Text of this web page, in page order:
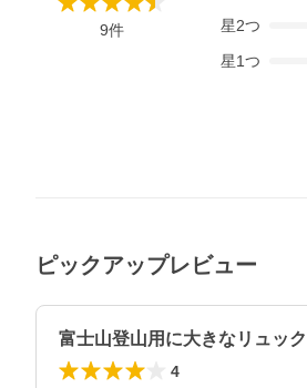
9件
星2つ
星1つ
ピックアップレビュー
富士山登山用に大きなリュッ
4